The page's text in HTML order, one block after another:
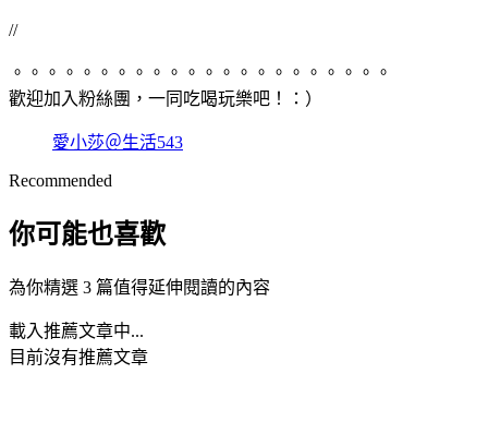
//
。。。。。。。。。。。。。。。。。。。。。。
歡迎加入粉絲團，一同吃喝玩樂吧！： ）
愛小莎＠生活543
Recommended
你可能也喜歡
為你精選 3 篇值得延伸閱讀的內容
載入推薦文章中...
目前沒有推薦文章